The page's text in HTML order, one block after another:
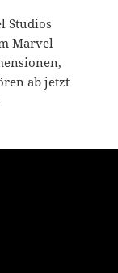
Studios
Marvel
ab jetzt